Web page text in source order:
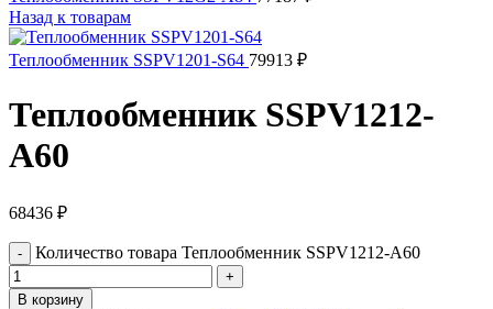
Назад к товарам
Теплообменник SSPV1201-S64 79913 ₽
Теплообменник SSPV1212-
A60
68436 ₽
Количество товара Теплообменник SSPV1212-A60
В корзину